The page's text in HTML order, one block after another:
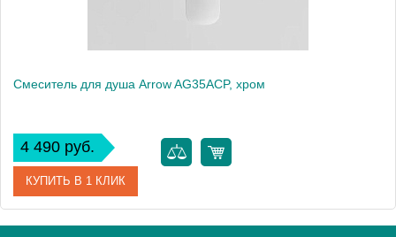
Смеситель для душа Arrow AG35ACP, хром
4 490 руб.
КУПИТЬ В 1 КЛИК